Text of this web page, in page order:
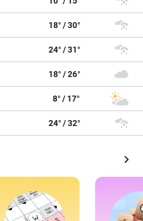
18° / 30°
24° / 31°
18° / 26°
8° / 17°
24° / 32°
chevron_right